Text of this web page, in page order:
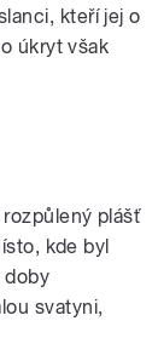
kteří jej o
úkryt však
plášť
kde byl
doby
svatyni,